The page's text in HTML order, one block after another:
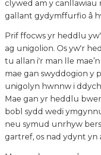
clywed am y canllawiau
gallant gydymffurfio â
Prif ffocws yr heddlu
ag unigolion. Os yw'r
tu allan i'r man lle
mae gan swyddogion y
unigolyn hwnnw i
Mae gan yr heddlu
bobl sydd wedi
neu symud unrhyw
gartref, os nad ydynt yn